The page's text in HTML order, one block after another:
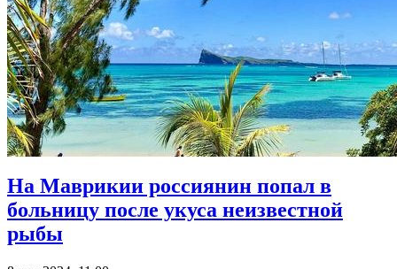
На Маврикии россиянин попал в
больницу после укуса неизвестной
рыбы